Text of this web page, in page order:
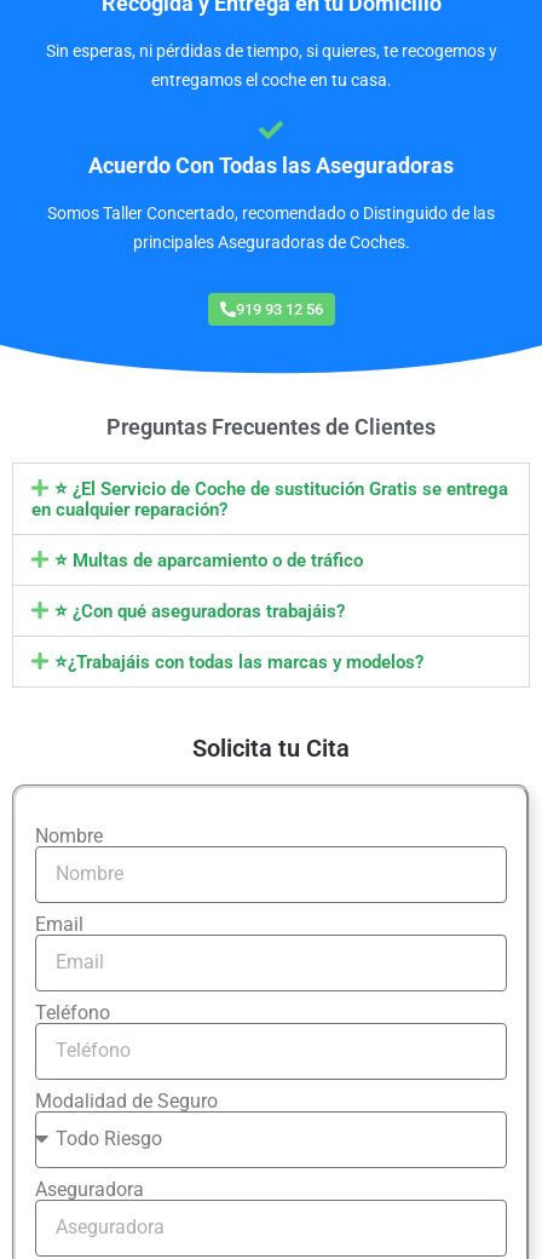
Sin esperas, ni pérdidas de tiempo, si quieres, te recogemos y
entregamos el coche en tu casa.
Acuerdo Con Todas las Aseguradoras
Somos Taller Concertado, recomendado o Distinguido de las
principales Aseguradoras de Coches.
919 93 12 56
Preguntas Frecuentes de Clientes
⭐ ¿El Servicio de Coche de sustitución Gratis se entrega
en cualquier reparación?
⭐ Multas de aparcamiento o de tráfico
⭐ ¿Con qué aseguradoras trabajáis?
⭐¿Trabajáis con todas las marcas y modelos?
Solicita tu Cita
Nombre
Email
Teléfono
Modalidad de Seguro
Aseguradora